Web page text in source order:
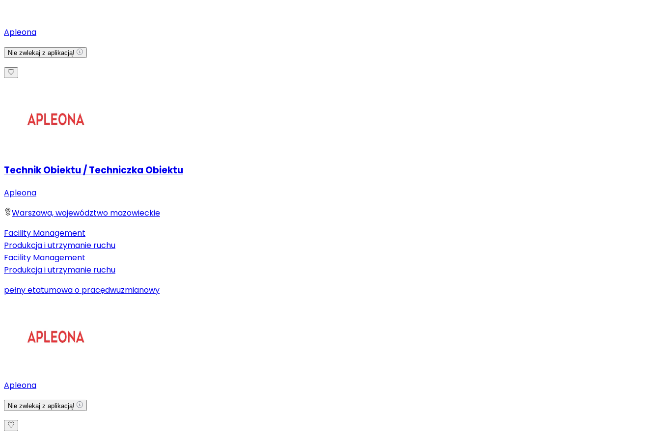
Apleona
Nie zwlekaj z aplikacją!
Technik Obiektu / Techniczka Obiektu
Apleona
Warszawa, województwo mazowieckie
Facility Management
Produkcja i utrzymanie ruchu
Facility Management
Produkcja i utrzymanie ruchu
pełny etatumowa o pracędwuzmianowy
Apleona
Nie zwlekaj z aplikacją!